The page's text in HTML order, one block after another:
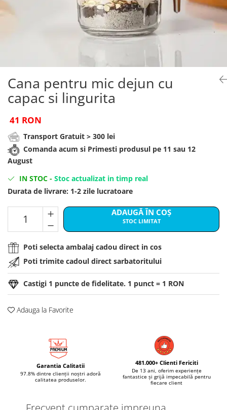
Cadouri Fete
Pentru Copilul din tine
Cadouri pentru Nasi
Cadouri pentru Bunici
Cadouri pentru Prieteni
Cadouri pentru Sefi
Cel ce are tot
Cadouri Nunta si Cununie civila
Cadouri Zodia Pesti
Seturi de caligrafie
Cadouri Sfantul Andrei
Cadouri Sfantul Alexandru
Cadouri Constantin si Elena
Cadouri Sfintii Mihail si Gavriil
Cana pentru mic dejun cu
capac si lingurita
41 RON
Transport Gratuit > 300 lei
Comanda acum si Primesti produsul pe 11 sau 12
August
IN STOC - Stoc actualizat in timp real
Durata de livrare: 1-2 zile lucratoare
ADAUGĂ ÎN COȘ
STOC LIMITAT
Poti selecta ambalaj cadou direct in cos
Poti trimite cadoul direct sarbatoritului
Castigi 1 puncte de fidelitate. 1 punct = 1 RON
Adauga la Favorite
Garantia Calitatii
97.8% dintre clienții noștri adoră
calitatea produselor.
481.000+ Clienti Fericiti
De 13 ani, oferim experiențe
fantastice și grijă impecabilă pentru
fiecare client